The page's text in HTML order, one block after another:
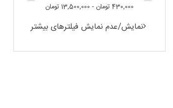
430,000 تومان - 13,500,000 تومان
نمایش/عدم نمایش فیلترهای بیشتر